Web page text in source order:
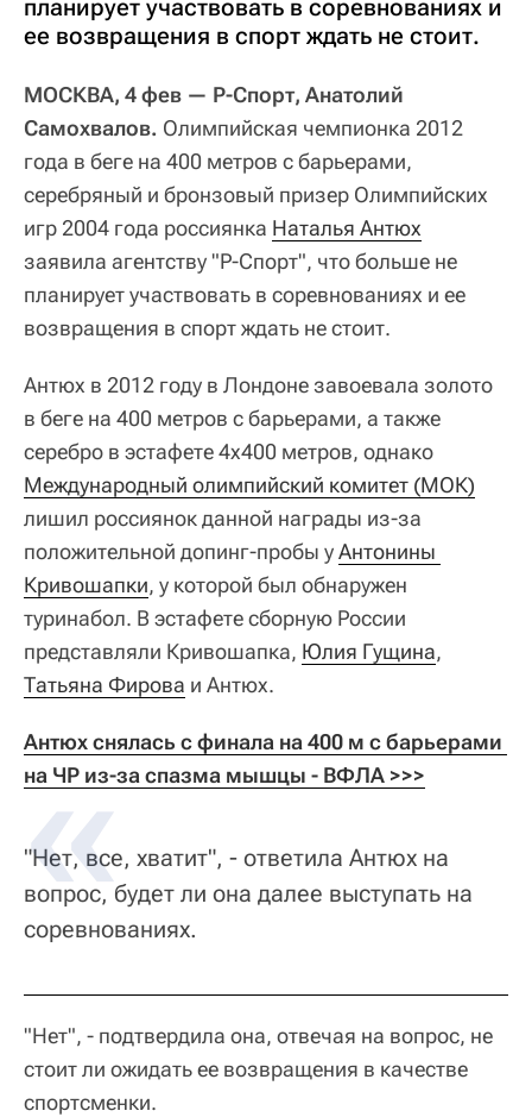
планирует участвовать в соревнованиях и
ее возвращения в спорт ждать не стоит.
МОСКВА, 4 фев — Р-Спорт, Анатолий
Самохвалов. Олимпийская чемпионка 2012
года в беге на 400 метров с барьерами,
серебряный и бронзовый призер Олимпийских
игр 2004 года россиянка Наталья Антюх
заявила агентству "Р-Спорт", что больше не
планирует участвовать в соревнованиях и ее
возвращения в спорт ждать не стоит.
Антюх в 2012 году в Лондоне завоевала золото
в беге на 400 метров с барьерами, а также
серебро в эстафете 4x400 метров, однако
Международный олимпийский комитет (МОК)
лишил россиянок данной награды из-за
положительной допинг-пробы уАнтонины
Кривошапки, у которой был обнаружен
туринабол. В эстафете сборную России
представляли Кривошапка, Юлия Гущина,
Татьяна Фирова и Антюх.
Антюх снялась с финала на 400 м с барьерами
на ЧР из-за спазма мышцы - ВФЛА >>>
"Нет, все, хватит", - ответила Антюх на
вопрос, будет ли она далее выступать на
соревнованиях.
"Нет", - подтвердила она, отвечая на вопрос, не
стоит ли ожидать ее возвращения в качестве
спортсменки.